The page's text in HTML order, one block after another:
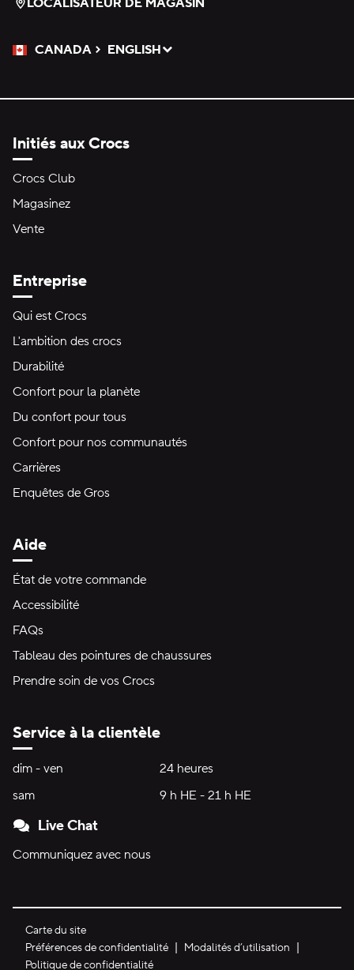
LOCALISATEUR DE MAGASIN
CANADA
Veuillez sélectionner une langue
ENGLISH
Sélectionné
Initiés aux Crocs
Crocs Club
Magasinez
Vente
Entreprise
Qui est Crocs
L'ambition des crocs
Durabilité
Confort pour la planète
Du confort pour tous
Confort pour nos communautés
Carrières
Enquêtes de Gros
Aide
État de votre commande
Accessibilité
FAQs
Tableau des pointures de chaussures
Prendre soin de vos Crocs
Service à la clientèle
Heures d'ouverture:
dim - ven dimanche à vendredi24 heures24 heures
sam
9 h HE - 21 h HE9 h HE - 21 h HE
Live Chat
Communiquez avec nous
Carte du site
Préférences de confidentialité
Modalités d’utilisation
Politique de confidentialité